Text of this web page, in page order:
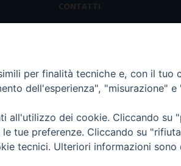
CONTATTI
per finalità tecniche e, con il tuo
dell'esperienza", "misurazione"
all'utilizzo dei cookie. Cliccando su
tue preferenze. Cliccando su
tecnici. Ulteriori informazioni sono